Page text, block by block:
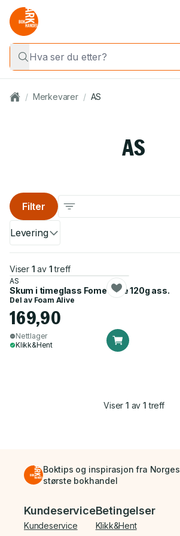
/ Merkevarer / AS
AS
Levering
Filter
Viser 1 av 1 treff
AS
Skum i timeglass Fome alive 120g ass.
Del av Foam Alive
169,90
Nettlager
Klikk&Hent
Viser1 av 1 treff
Boktips og inspirasjon fra Norges
største bokhandel
Bunnmeny
Kundeservice
Kundeservice
Betingelser
Klikk&Hent